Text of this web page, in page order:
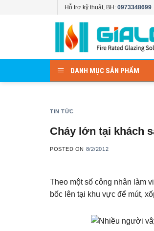
Hỗ trợ kỹ thuật, BH: 0973348699
DANH MỤC SẢN PHẨM
TIN TỨC
Cháy lớn tại khách
POSTED ON 8/2/2012
Theo một số công nhân làm
bốc lên tại khu vực để mút,